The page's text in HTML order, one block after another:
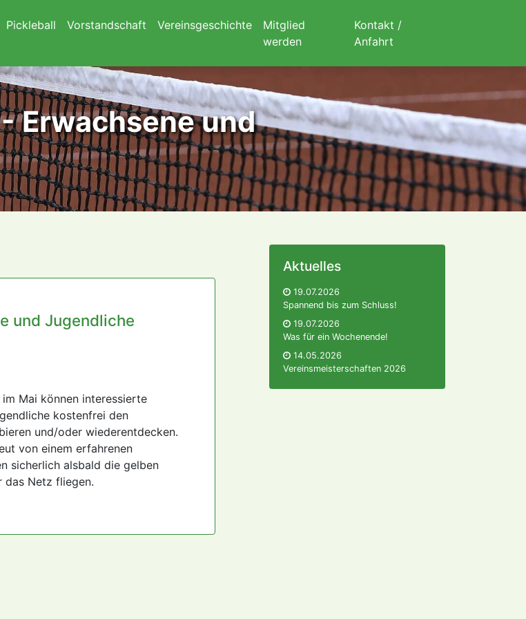
Pickleball Vorstandschaft Vereinsgeschichte
Mitglied
werden
Kontakt /
Anfahrt
Erwachsene und
und Jugendliche
Mai können interessierte
kostenfrei den
und/oder wiederentdecken.
von einem erfahrenen
sicherlich alsbald die gelben
das Netz fliegen.
Aktuelles
19.07.2026
Spannend bis zum Schluss!
19.07.2026
Was für ein Wochenende!
14.05.2026
Vereinsmeisterschaften 2026